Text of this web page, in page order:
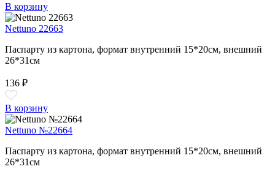
В корзину
Nettuno 22663
Паспарту из картона, формат внутренний 15*20см, внешний
26*31см
136 ₽
В корзину
Nettuno №22664
Паспарту из картона, формат внутренний 15*20см, внешний
26*31см